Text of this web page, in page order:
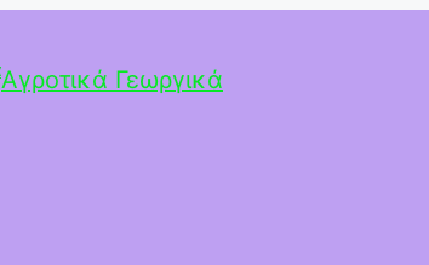
Αγροτικά Γεωργικά